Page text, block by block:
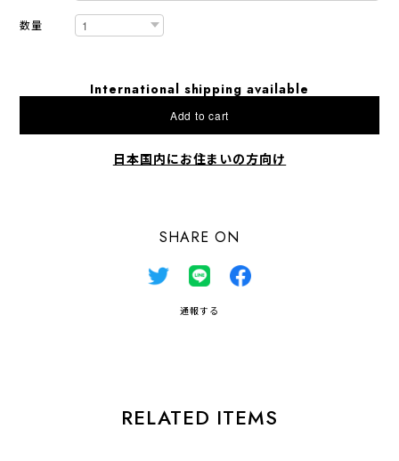
数量
International shipping available
Add to cart
日本国内にお住まいの方向け
SHARE ON
通報する
RELATED ITEMS